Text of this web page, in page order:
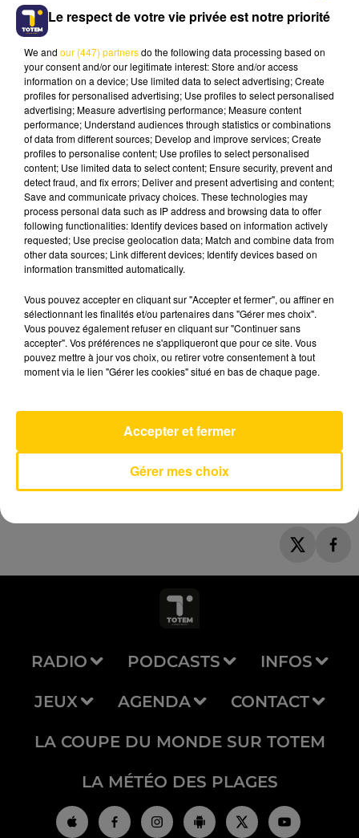
23 mai 2025 - 5 min 50 sec
L'INFO DU PUY-DE-DÔME DU 23/05/25
À 12H30
Ecoutez sur Totem l'information dans le Cantal,
le pays de Brioude et Issoire avec les reportages
de nos journalistes sur le terrain.
C'est Ecrit
FRANCIS CABREL
RADIO PODCASTS INFOS
JEUX AGENDA CONTACT
LA COUPE DU MONDE SUR TOTEM
LA MÉTÉO DES PLAGES
Le respect de votre vie privée est notre priorité
We and our (447) partnersdo the following data processing based on
your consent and/or our legitimate interest: Store and/or access
information on a device; Use limited data to select advertising; Create
profiles for personalised advertising; Use profiles to select personalised
advertising; Measure advertising performance; Measure content
performance; Understand audiences through statistics or combinations
of data from different sources; Develop and improve services; Create
profiles to personalise content; Use profiles to select personalised
content; Use limited data to select content; Ensure security, prevent and
detect fraud, and fix errors; Deliver and present advertising and content;
Save and communicate privacy choices. These technologies may
process personal data such as IP address and browsing data to offer
following functionalities: Identify devices based on information actively
requested; Use precise geolocation data; Match and combine data from
other data sources; Link different devices; Identify devices based on
information transmitted automatically.
Vous pouvez accepter en cliquant sur "Accepter et fermer", ou affiner en
sélectionnant les finalités et/ou partenaires dans "Gérer mes choix".
Vous pouvez également refuser en cliquant sur "Continuer sans
accepter". Vos préférences ne s'appliqueront que pour ce site. Vous
pouvez mettre à jour vos choix, ou retirer votre consentement à tout
moment via le lien "Gérer les cookies" situé en bas de chaque page.
Gérer mes choix
Accepter et fermer